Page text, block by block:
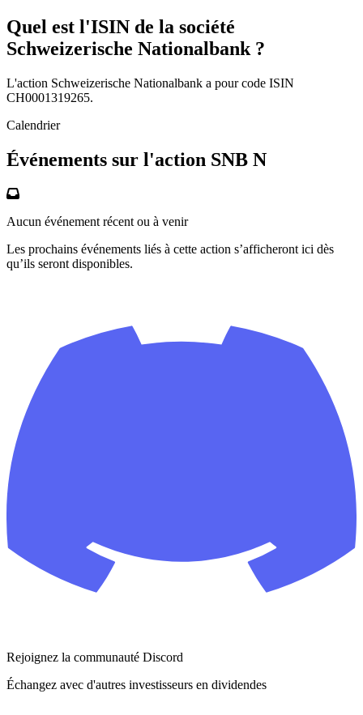
Quel est l'ISIN de la société
Schweizerische Nationalbank ?
L'action Schweizerische Nationalbank a pour code ISIN
CH0001319265.
Calendrier
Événements sur l'action SNB N
Aucun événement récent ou à venir
Les prochains événements liés à cette action s’afficheront ici dès
qu’ils seront disponibles.
Rejoignez la communauté Discord
Échangez avec d'autres investisseurs en dividendes